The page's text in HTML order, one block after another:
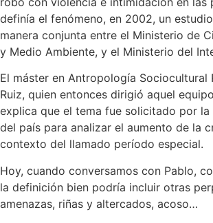
definía el fenómeno, en 2002, un
manera conjunta entre el Ministerio de
y Medio Ambiente, y el Ministerio del
El máster en Antropología Sociocultural
Ruiz, quien entonces dirigió aquel
explica que el tema fue solicitado por
del país para analizar el aumento de la
contexto del llamado período especial.
Hoy, cuando conversamos con Pablo,
la definición bien podría incluir otras
amenazas, riñas y altercados, acoso…